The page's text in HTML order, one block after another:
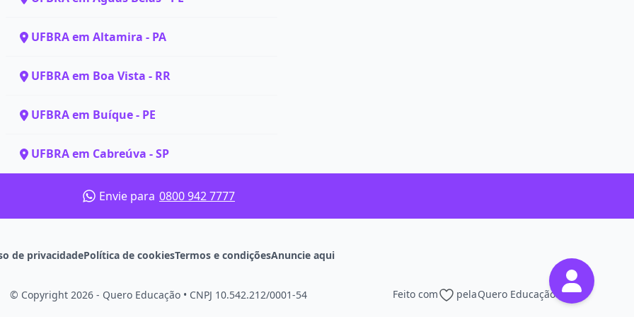
UFBRA em Altamira - PA
UFBRA em Boa Vista - RR
UFBRA em Buíque - PE
UFBRA em Cabreúva - SP
Envie para 0800 942 7777
de privacidadePolítica de cookiesTermos e condiçõesAnuncie aqui
© Copyright 2026 - Quero Educação • CNPJ 10.542.212/0001-54 Feito com pelaQuero Educação